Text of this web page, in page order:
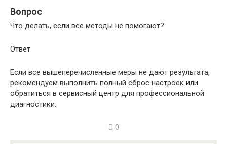
Вопрос
Что делать, если все методы не помогают?
Ответ
Если все вышеперечисленные меры не дают результата,
рекомендуем выполнить полный сброс настроек или
обратиться в сервисный центр для профессиональной
диагностики.
0